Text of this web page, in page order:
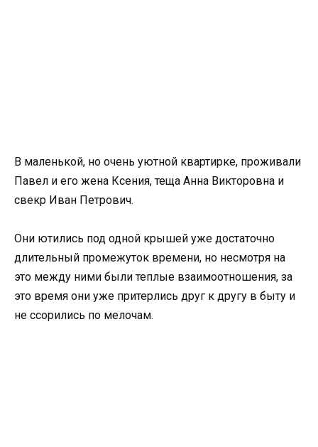
В маленькой, но очень уютной квартирке, проживали
Павел и его жена Ксения, теща Анна Викторовна и
свекр Иван Петрович.
Они ютились под одной крышей уже достаточно
длительный промежуток времени, но несмотря на
это между ними были теплые взаимоотношения, за
это время они уже притерлись друг к другу в быту и
не ссорились по мелочам.